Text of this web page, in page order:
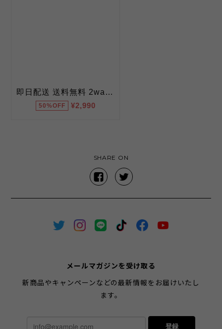
SHARE ON
メールマガジンを受け取る
新商品やキャンペーンなどの最新情報をお届けいたし
ます。
登録